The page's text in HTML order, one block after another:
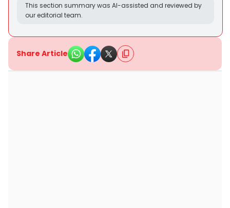
This section summary was AI-assisted and reviewed by
our editorial team.
Share Article